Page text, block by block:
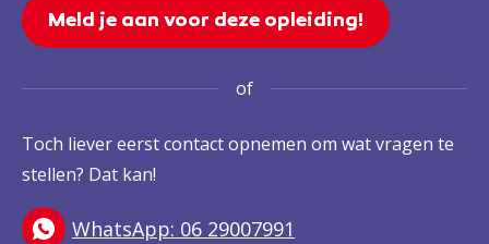
Meld je aan voor deze opleiding!
of
Toch liever eerst contact opnemen om wat vragen te
stellen? Dat kan!
WhatsApp: 06 29007991